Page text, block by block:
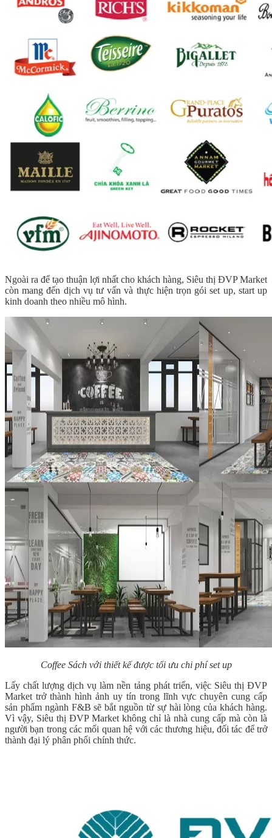
Ngoài ra để tạo thuận lợi nhất cho khách hàng, Siêu thị ĐVP Market
còn mang đến dịch vụ tư vấn và thực hiện trọn gói set up, start up
kinh doanh theo nhiều mô hình.
Coffee Sách với thiết kế được tối ưu chi phí set up
Lấy chất lượng dịch vụ làm nền tảng phát triển, việc Siêu thị ĐVP
Market trở thành hình ảnh uy tín trong lĩnh vực chuyên cung cấp
sản phẩm ngành F&B sẽ bắt nguồn từ sự hài lòng của khách hàng.
Vì vậy, Siêu thị ĐVP Market không chỉ là nhà cung cấp mà còn là
người bạn trong các mối quan hệ với các thương hiệu, đối tác để trở
thành đại lý phân phối chính thức.